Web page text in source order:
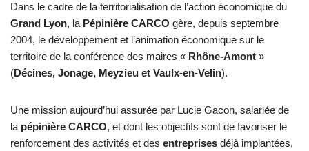
Dans le cadre de la territorialisation de l’action économique du
Grand Lyon, la Pépinière CARCO gère, depuis septembre
2004, le développement et l’animation économique sur le
territoire de la conférence des maires « Rhône-Amont »
(Décines, Jonage, Meyzieu et Vaulx-en-Velin).
Une mission aujourd’hui assurée par Lucie Gacon, salariée de
la pépinière CARCO, et dont les objectifs sont de favoriser le
renforcement des activités et des entreprises déjà implantées,